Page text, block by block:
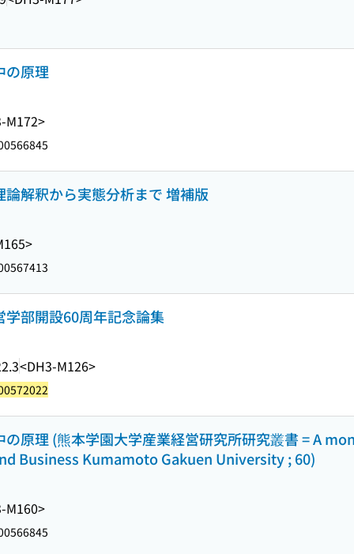
の原理
M172>
解釈から実態分析まで 増補版
部開設60周年記念論集
<DH3-M126>
の原理 (熊本学園大学産業経営研究所研究叢書 = A
Business Kumamoto Gakuen University ; 60)
M160>